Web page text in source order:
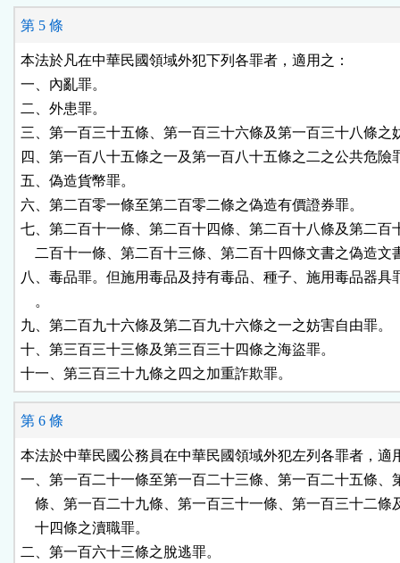
第 5 條
本法於凡在中華民國領域外犯下列各罪者，適用之：
一、內亂罪。
二、外患罪。
三、第一百三十五條、第一百三十六條及第一百三十八條之
四、第一百八十五條之一及第一百八十五條之二之公共危險
五、偽造貨幣罪。
六、第二百零一條至第二百零二條之偽造有價證券罪。
七、第二百十一條、第二百十四條、第二百十八條及第二百
二百十一條、第二百十三條、第二百十四條文書之偽造文
八、毒品罪。但施用毒品及持有毒品、種子、施用毒品器具
    。
九、第二百九十六條及第二百九十六條之一之妨害自由罪。
十、第三百三十三條及第三百三十四條之海盜罪。
十一、第三百三十九條之四之加重詐欺罪。
第 6 條
本法於中華民國公務員在中華民國領域外犯左列各罪者，適
一、第一百二十一條至第一百二十三條、第一百二十五條、
條、第一百二十九條、第一百三十一條、第一百三十二條
    十四條之瀆職罪。
二、第一百六十三條之脫逃罪。